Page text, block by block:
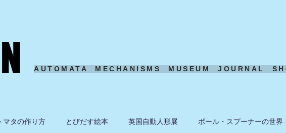
AUTOMATA MECHANISMS MUSEUM JOURNAL
マタの作り方 とびだす絵本 英国自動人形展 ポール・スプーナーの世界